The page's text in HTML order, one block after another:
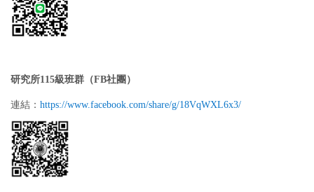
研究所115級班群（FB社團）
連結： https://www.facebook.com/share/g/18VqWXL6x3/